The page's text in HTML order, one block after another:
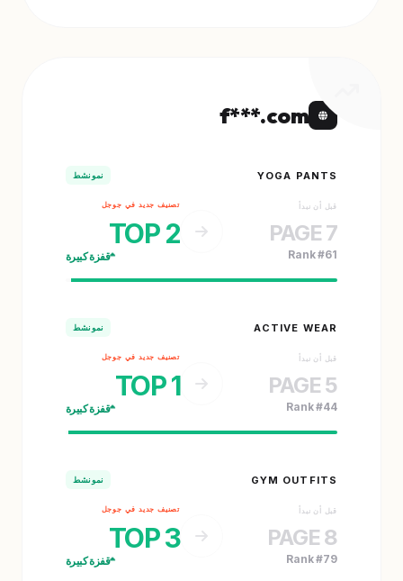
f***.com
YOGA PANTS نمو نشط
قبل أن نبدأ
PAGE 7
Rank #61
تصنيف جديد في جوجل
TOP 2
قفزة كبيرة
ACTIVE WEAR نمو نشط
قبل أن نبدأ
PAGE 5
Rank #44
تصنيف جديد في جوجل
TOP 1
قفزة كبيرة
GYM OUTFITS نمو نشط
قبل أن نبدأ
PAGE 8
Rank #79
تصنيف جديد في جوجل
TOP 3
قفزة كبيرة